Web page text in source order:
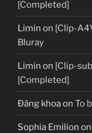
[Completed]
Limin on [Clip-
Bluray
Limin on [Clip-
[Completed]
Đăng khoaon To
Sophia Emilion on